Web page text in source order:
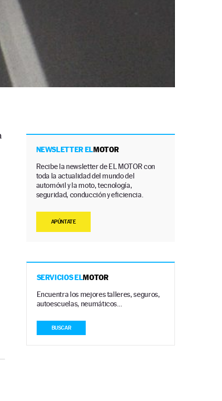
NEWSLETTER ELMOTOR
Recibe la newsletter de EL MOTOR con
toda la actualidad del mundo del
automóvil y la moto, tecnología,
seguridad, conducción y eficiencia.
APÚNTATE
SERVICIOS ELMOTOR
Encuentra los mejores talleres, seguros,
autoescuelas, neumáticos…
BUSCAR